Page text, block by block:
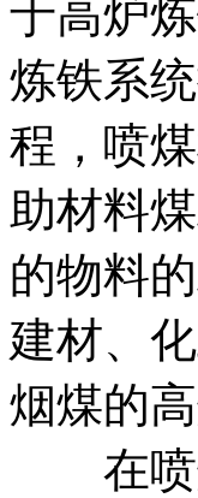
于高炉
炼铁系
程，喷
助材料
的物料
建材、
烟煤的
在喷煤